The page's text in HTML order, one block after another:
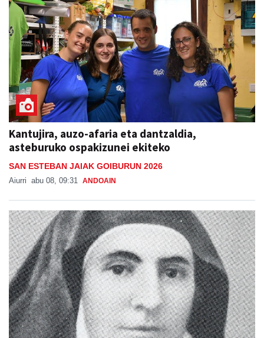
Kantujira, auzo-afaria eta dantzaldia,
asteburuko ospakizunei ekiteko
SAN ESTEBAN JAIAK GOIBURUN 2026
Aiurri abu 08, 09:31 ANDOAIN